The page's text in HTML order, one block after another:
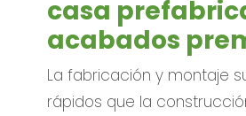
casa
acabados
La fabricación y montaje
rápidos que la